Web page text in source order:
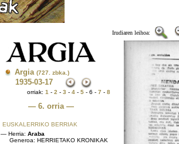
Irudiaren leihoa:
Argia (727. zbka.)
1935-03-17
orriak: 1 - 2 - 3 - 4 - 5 - 6 - 7 - 8
— 6. orria —
EUSKALERRIKO BERRIAK
— Herria: Araba
Generoa: HERRIETAKO KRONIKAK